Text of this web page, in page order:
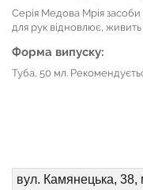
Серія Медова Мрія засоби
для рук відновлює,
Форма випуску:
Туба, 50 мл.
вул. Камянецька,